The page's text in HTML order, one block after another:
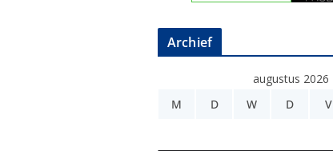
Archief
augustus 2026
M
D W D V